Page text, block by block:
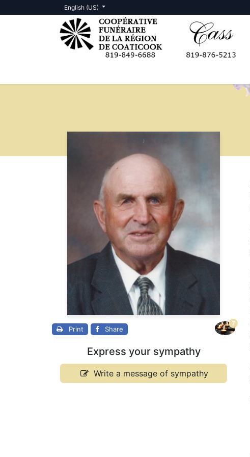
English (US)
Print Share
7
Express your sympathy
Write a message of sympathy